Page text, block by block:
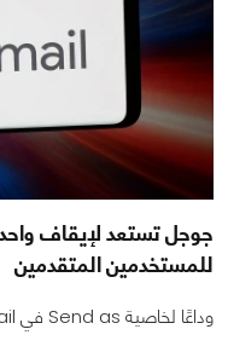
للمستخدمين المتقدمين
وداعًا لخاصية Send as في Gmail 📧